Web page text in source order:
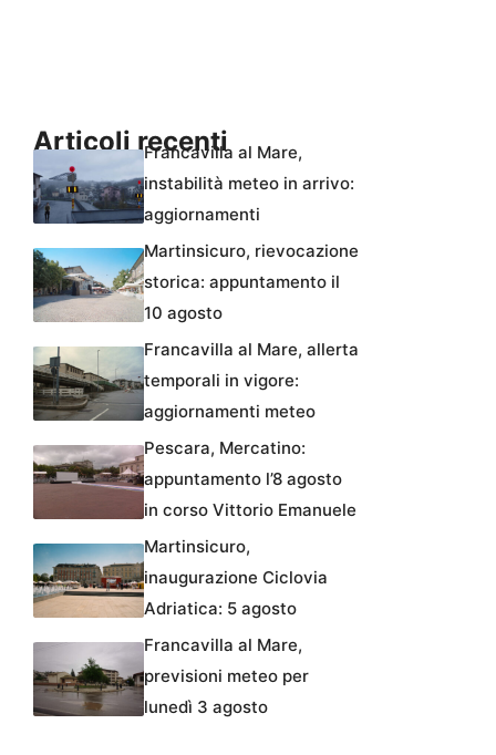
Articoli recenti
Francavilla al Mare,
instabilità meteo in arrivo:
aggiornamenti
Martinsicuro, rievocazione
storica: appuntamento il
10 agosto
Francavilla al Mare, allerta
temporali in vigore:
aggiornamenti meteo
Pescara, Mercatino:
appuntamento l’8 agosto
in corso Vittorio Emanuele
Martinsicuro,
inaugurazione Ciclovia
Adriatica: 5 agosto
Francavilla al Mare,
previsioni meteo per
lunedì 3 agosto